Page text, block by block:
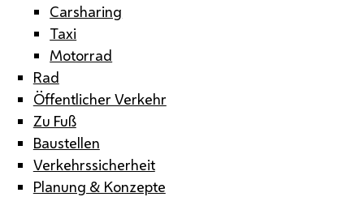
Carsharing
Taxi
Motorrad
Rad
Öffentlicher Verkehr
Zu Fuß
Baustellen
Verkehrssicherheit
Planung & Konzepte